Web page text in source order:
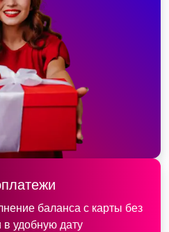
баланса с карты без
в удобную дату